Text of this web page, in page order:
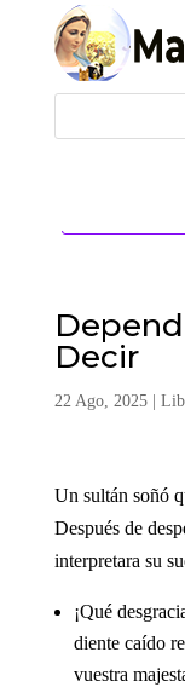
Decir
22 Ago, 2025|
Un sultán soñó
Después de
interpretara su
¡Qué
diente caído
vuestra